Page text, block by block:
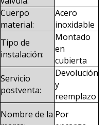
Cuerpo
material:
Acero
inoxidable
Tipo de
instalación:
Montado
en
cubierta
Servicio
postventa:
Devolución
y
reemplazo
Nombre de la Por